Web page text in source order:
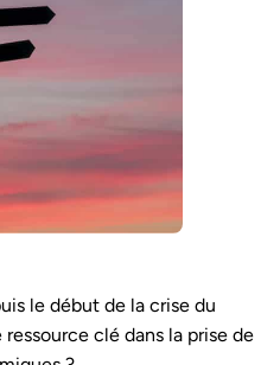
le début de la crise du
clé dans la prise de